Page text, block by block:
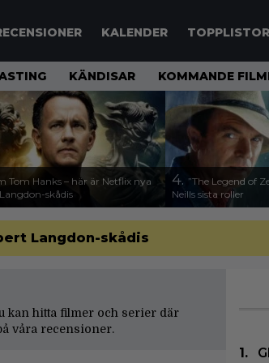
KALENDER TOPPLISTOR
KÄNDISAR KOMMANDE
Tom Hanks – här är Netflix nya
skådis
4. ”The Legend of
Neills sista roller
Langdon-skådis
kan hitta filmer och serier där
våra recensioner.